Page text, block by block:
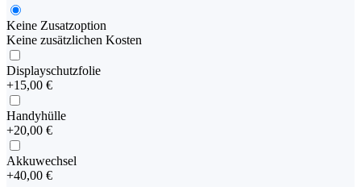
Keine Zusatzoption
Keine zusätzlichen Kosten
Displayschutzfolie
+15,00 €
Handyhülle
+20,00 €
Akkuwechsel
+40,00 €